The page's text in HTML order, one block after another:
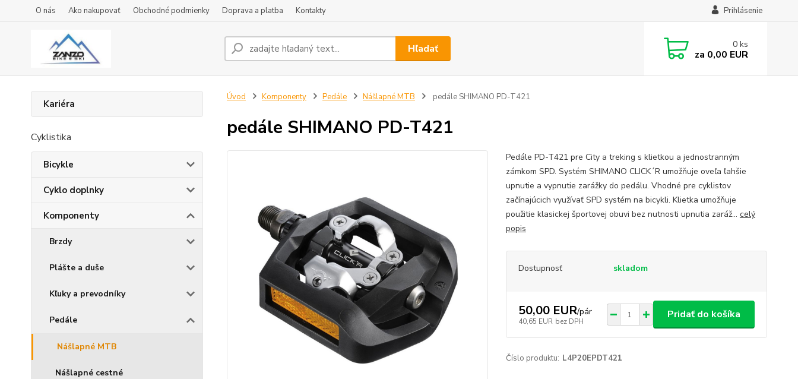
O nás Ako nakupovať Obchodné podmienky Doprava a platba Kontakty Prihlásenie
Hľadať 0 ks
za 0,00 EUR
Kariéra
Cyklistika
Bicykle
Cyklo doplnky
Komponenty
Brzdy
Plášte a duše
Kľuky a prevodníky
Pedále
Nášlapné MTB
Nášlapné cestné
Úvod Komponenty Pedále Nášlapné MTB pedále SHIMANO PD-T421
pedále SHIMANO PD-T421
Pedále PD-T421 pre City a treking s klietkou a jednostranným
zámkom SPD. Systém SHIMANO CLICK´R umožňuje oveľa ľahšie
upnutie a vypnutie zarážky do pedálu. Vhodné pre cyklistov
začínajúcich využívať SPD systém na bicykli. Klietka umožňuje
použitie klasickej športovej obuvi bez nutnosti upnutia zaráž... celý
popis
Dostupnosť skladom
50,00 EUR/pár
40,65 EUR bez DPH
Pridať do košíka
Číslo produktu: L4P20EPDT421